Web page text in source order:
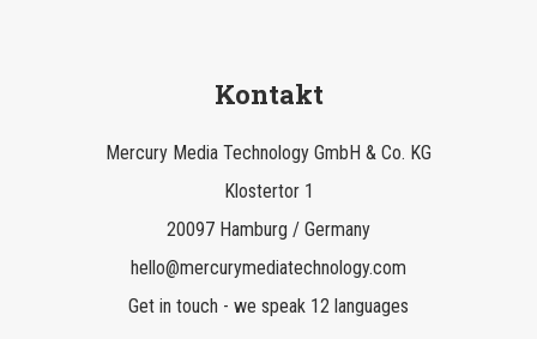
Kontakt
Mercury Media Technology GmbH & Co. KG
Klostertor 1
20097 Hamburg / Germany
hello@mercurymediatechnology.com
Get in touch - we speak 12 languages